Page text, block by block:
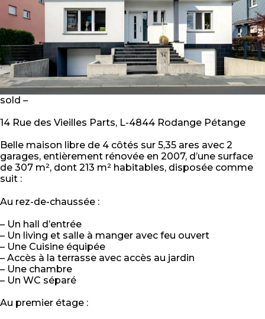
sold –
14 Rue des Vieilles Parts, L-4844 Rodange Pétange
Belle maison libre de 4 côtés sur 5,35 ares avec 2
garages, entièrement rénovée en 2007, d’une surface
de 307 m², dont 213 m² habitables, disposée comme
suit :
Au rez-de-chaussée :
– Un hall d’entrée
– Un living et salle à manger avec feu ouvert
– Une Cuisine équipée
– Accès à la terrasse avec accès au jardin
– Une chambre
– Un WC séparé
Au premier étage :